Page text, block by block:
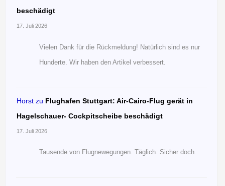
beschädigt
17. Juli 2026
Vielen Dank für die Rückmeldung! Natürlich sind es nur
Hunderte. Wir haben den Artikel verbessert.
Horst zu Flughafen Stuttgart: Air-Cairo-Flug gerät in
Hagelschauer- Cockpitscheibe beschädigt
17. Juli 2026
Tausende von Flugnewegungen. Täglich. Sicher doch.